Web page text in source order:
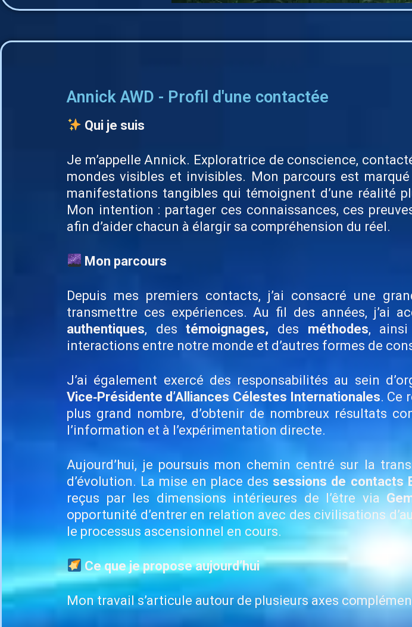
Annick AWD - Profil d'une contactée
Qui je suis
Je m’appelle Annick. Exploratrice de conscience,
mondes visibles et invisibles. Mon parcours est
manifestations tangibles qui témoignent d’une réalité
Mon intention : partager ces connaissances, ces
afin d’aider chacun à élargir sa compréhension du réel.
Mon parcours
Depuis mes premiers contacts, j’ai consacré une
transmettre ces expériences. Au fil des années, j’ai
authentiques, destémoignages, des méthodes, ainsi
interactions entre notre monde et d’autres formes de
J’ai également exercé des responsabilités au sein
Vice‑Présidente d’Alliances Célestes Internationales. Ce
plus grand nombre, d’obtenir de nombreux résultats
l’information et à l’expérimentation directe.
Aujourd’hui, je poursuis mon chemin centré sur la
d’évolution. La mise en place des sessions de contacts
reçus par les dimensions intérieures de l’être via
opportunité d’entrer en relation avec des civilisations
le processus ascensionnel en cours.
Ce que je propose aujourd’hui
Mon travail s’articule autour de plusieurs axes